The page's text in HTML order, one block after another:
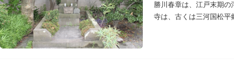
勝川春章は、江戸末期
寺は、古くは三河国松平